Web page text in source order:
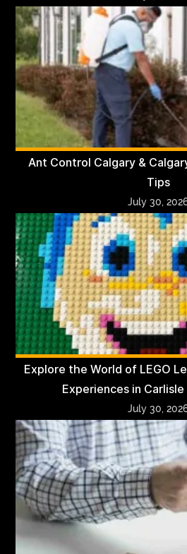
Ant Control Calgary &
Tips
July 30,
Explore the World of LEGO
Experiences in Carlisle
July 30,